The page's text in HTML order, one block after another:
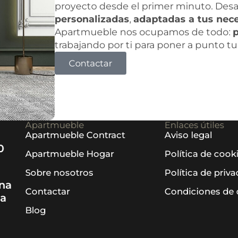
proyecto desde el primer minuto.
personalizadas,adaptadas a tus
Apartmueble nos ocupamos de todo:
trabajando por ti para poner a punto
Contactar
Apartmueble
Apartmueble Contract
Apartmueble Hogar
Sobre nosotros
Contactar
Blog
Enlaces útiles
Aviso legal
Política de
Política de
Condiciones de